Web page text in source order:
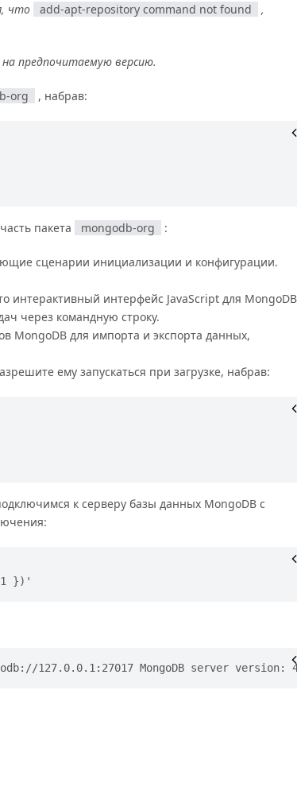
что add-apt-repository command not found
,
на предпочитаемую версию.
org , набрав:
пакета mongodb-org :
сценарии инициализации и конфигурации.
интерактивный интерфейс JavaScript для
через командную строку.
MongoDB для импорта и экспорта данных,
ему запускаться при загрузке, набрав:
к серверу базы данных MongoDB с
1 })'
127.0.0.1:27017 MongoDB server